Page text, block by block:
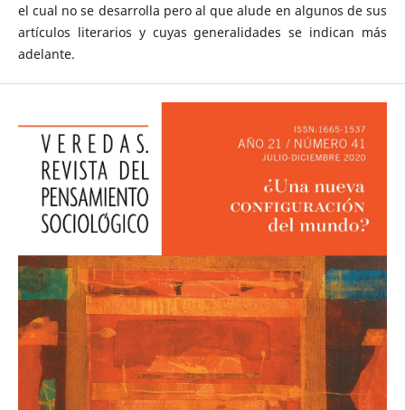
el cual no se desarrolla pero al que alude en algunos de sus
artículos literarios y cuyas generalidades se indican más
adelante.